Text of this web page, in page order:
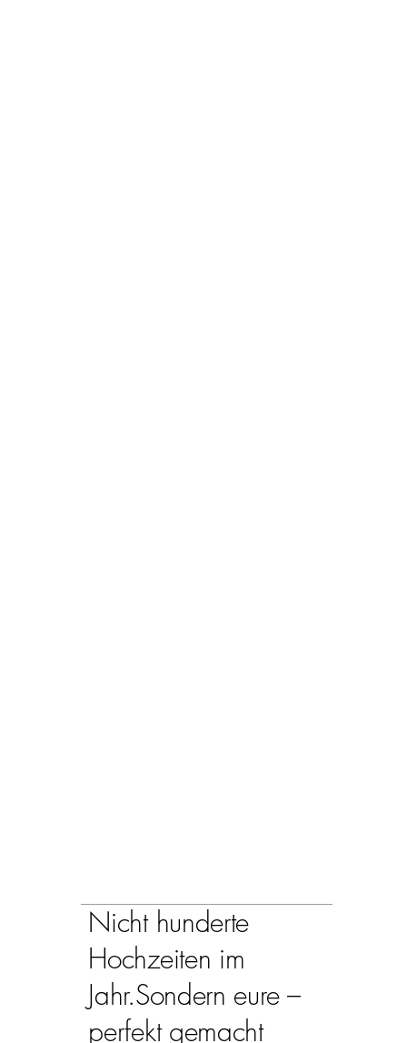
Nicht hunderte
Hochzeiten im
Jahr.Sondern eure –
perfekt gemacht